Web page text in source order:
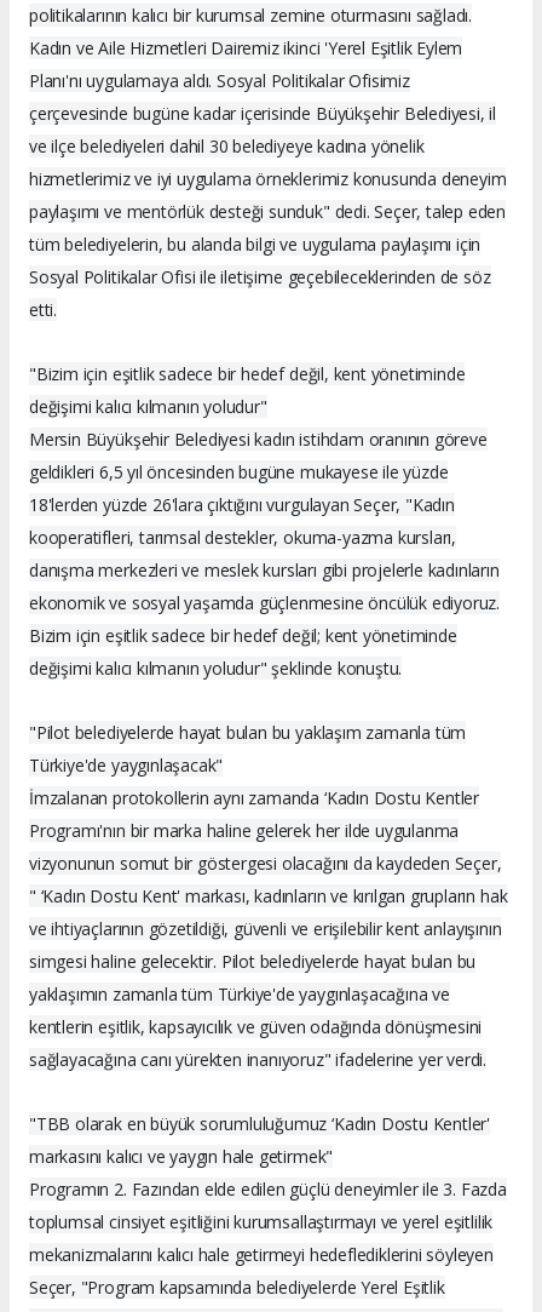
politikalarının kalıcı bir kurumsal zemine oturmasını sağladı.
Kadın ve Aile Hizmetleri Dairemiz ikinci 'Yerel Eşitlik Eylem
Planı'nı uygulamaya aldı. Sosyal Politikalar Ofisimiz
çerçevesinde bugüne kadar içerisinde Büyükşehir Belediyesi, il
ve ilçe belediyeleri dahil 30 belediyeye kadına yönelik
hizmetlerimiz ve iyi uygulama örneklerimiz konusunda deneyim
paylaşımı ve mentörlük desteği sunduk" dedi. Seçer, talep eden
tüm belediyelerin, bu alanda bilgi ve uygulama paylaşımı için
Sosyal Politikalar Ofisi ile iletişime geçebileceklerinden de söz
etti.
"Bizim için eşitlik sadece bir hedef değil, kent yönetiminde
değişimi kalıcı kılmanın yoludur"
Mersin Büyükşehir Belediyesi kadın istihdam oranının göreve
geldikleri 6,5 yıl öncesinden bugüne mukayese ile yüzde
18'lerden yüzde 26'lara çıktığını vurgulayan Seçer, "Kadın
kooperatifleri, tarımsal destekler, okuma-yazma kursları,
danışma merkezleri ve meslek kursları gibi projelerle kadınların
ekonomik ve sosyal yaşamda güçlenmesine öncülük ediyoruz.
Bizim için eşitlik sadece bir hedef değil; kent yönetiminde
değişimi kalıcı kılmanın yoludur" şeklinde konuştu.
"Pilot belediyelerde hayat bulan bu yaklaşım zamanla tüm
Türkiye'de yaygınlaşacak"
İmzalanan protokollerin aynı zamanda ‘Kadın Dostu Kentler
Programı'nın bir marka haline gelerek her ilde uygulanma
vizyonunun somut bir göstergesi olacağını da kaydeden Seçer,
" ‘Kadın Dostu Kent' markası, kadınların ve kırılgan grupların hak
ve ihtiyaçlarının gözetildiği, güvenli ve erişilebilir kent anlayışının
simgesi haline gelecektir. Pilot belediyelerde hayat bulan bu
yaklaşımın zamanla tüm Türkiye'de yaygınlaşacağına ve
kentlerin eşitlik, kapsayıcılık ve güven odağında dönüşmesini
sağlayacağına canı yürekten inanıyoruz" ifadelerine yer verdi.
"TBB olarak en büyük sorumluluğumuz ‘Kadın Dostu Kentler'
markasını kalıcı ve yaygın hale getirmek"
Programın 2. Fazından elde edilen güçlü deneyimler ile 3. Fazda
toplumsal cinsiyet eşitliğini kurumsallaştırmayı ve yerel eşitlilik
mekanizmalarını kalıcı hale getirmeyi hedeflediklerini söyleyen
Seçer, "Program kapsamında belediyelerde Yerel Eşitlik